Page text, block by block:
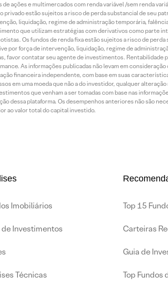
de ações e multimercados com renda variável /sem renda
privado estão sujeitos a risco de perda substancial de seu
liquidação, regime de administração temporária,
que utilizam estratégias com derivativos como parte
Os fundos de renda fixa estão sujeitos a risco de
por força de intervenção, liquidação, regime de
favor contatar seu agente de investimentos. Rentabilidade
As informações publicadas não levam em
financeira independente, com base em suas
em uma moeda que não a do investidor, qualquer
que venham a ser tomadas com base nas
dessa plataforma. Os desempenhos anteriores não são
ao valor total do capital investido.
Imobiliários
de Investimentos
Técnicas
Top 15
Carteiras
Guia de
Top Fundos